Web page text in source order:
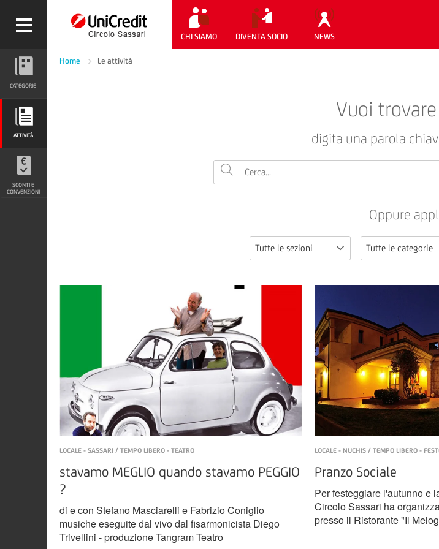
CHI SIAMO DIVENTA SOCIO NEWS
CATEGORIE
ATTIVITÀ
SCONTI E
CONVENZIONI
Home Le attività
Vuoi
digita una parola
Oppure
Tutte le sezioni Tutte le categorie
LOCALE - SASSARI / TEMPO LIBERO - TEATRO
stavamo MEGLIO quando stavamo PEGGIO
?
di e con Stefano Masciarelli e Fabrizio Coniglio
musiche eseguite dal vivo dal fisarmonicista Diego
Trivellini - produzione Tangram Teatro
LOCALE - NUCHIS / TEMPO LIBERO -
Pranzo Sociale
Per festeggiare l'autunno e
Circolo Sassari ha
presso il Ristorante "Il